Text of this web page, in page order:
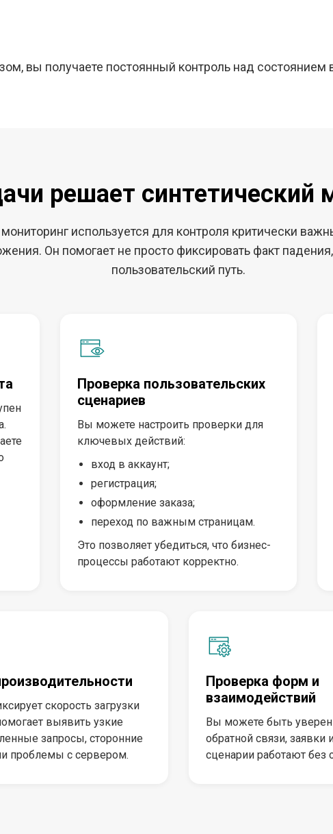
вы получаете постоянный контроль над состоянием
решает синтетический
используется для контроля критически
Он помогает не просто фиксировать факт
пользовательский путь.
Проверка пользовательских
сценариев
Вы можете настроить проверки для
ключевых действий:
вход в аккаунт;
регистрация;
оформление заказа;
переход по важным страницам.
Это позволяет убедиться, что бизнес-
процессы работают корректно.
скорость загрузки
выявить узкие
запросы, сторонние
проблемы с сервером.
Проверка форм и
взаимодействий
Вы можете быть
обратной связи, заявки
сценарии работают без